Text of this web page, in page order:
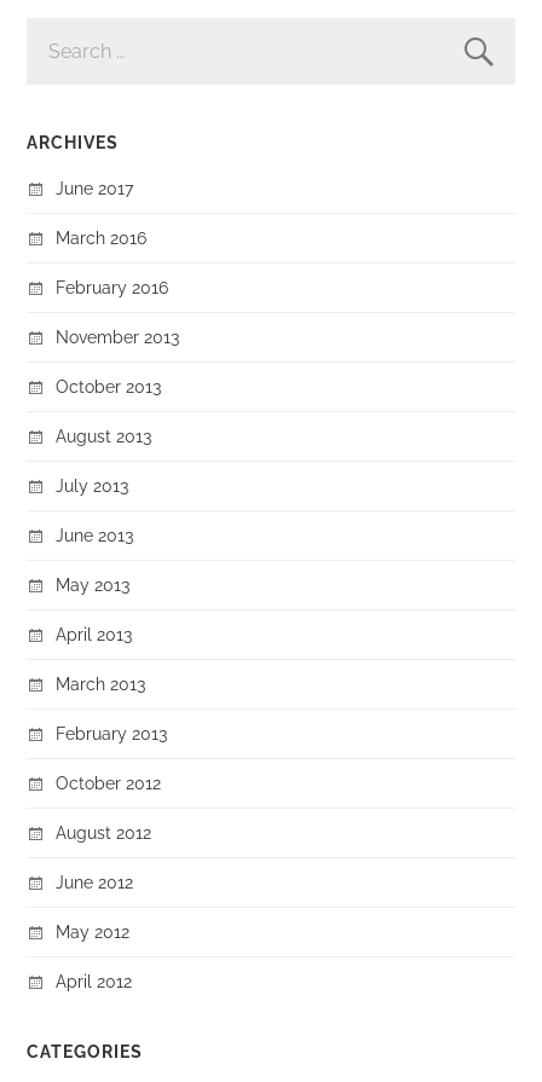
FOR:
ARCHIVES
June 2017
March 2016
February 2016
November 2013
October 2013
August 2013
July 2013
June 2013
May 2013
April 2013
March 2013
February 2013
October 2012
August 2012
June 2012
May 2012
April 2012
CATEGORIES